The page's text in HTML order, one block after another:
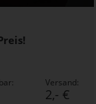
Versand:
2,- €